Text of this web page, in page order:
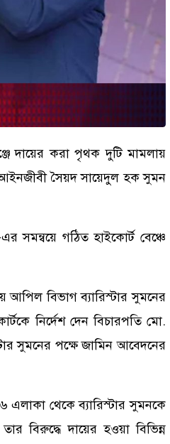
দায়ের করা পৃথক দুটি মামলায়
আইনজীবী সৈয়দ সায়েদুল হক সুমন
গঠিত হাইকোর্ট বেঞ্চে
বিভাগ ব্যারিস্টার সুমনের
নির্দেশ দেন বিচারপতি মো.
সুমনের পক্ষে জামিন আবেদনের
এলাকা থেকে ব্যারিস্টার সুমনকে
বিরুদ্ধে দায়ের হওয়া বিভিন্ন